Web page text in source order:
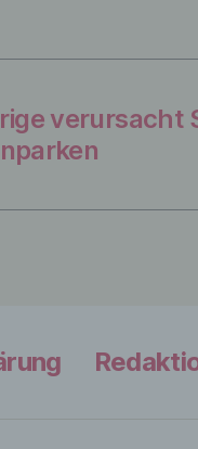
verursacht